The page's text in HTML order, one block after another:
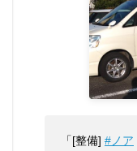
「[整備] #ノア